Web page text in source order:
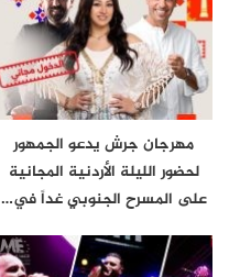
مهرجان جرش يدعو الجمهور
لحضور الليلة الأردنية المجانية
على المسرح الجنوبي غداً في…